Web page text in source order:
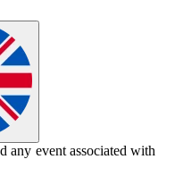
any event associated with